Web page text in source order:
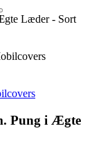
Læder - Sort
Pung i Ægte